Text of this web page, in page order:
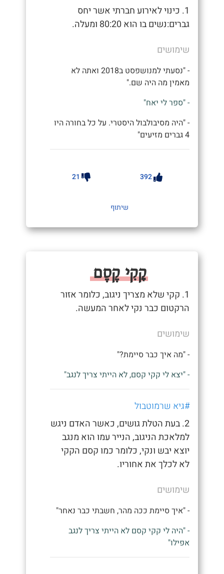
1. כינוי לאירוע חברתי אשר יחס
גברים:נשים בו הוא 80:20 ומעלה.
שימושים
- "נסעתי למנושפסט ב2018 ואתה לא
מאמין מה היה שם."
- "ספר לי יאח"
- "היה מסיבולבול היסטרי. על כל בחורה היו
4 גברים מזיעים"
392
21
שיתוף
קָקִי קֶסֶם
1. קקי שלא מצריך ניגוב, כלומר אזור
הרקטום כבר נקי לאחר המעשה.
שימושים
- "מה איך כבר סיימת?"
- "יצא לי קקי קסם, לא הייתי צריך לנגב"
#גיא שרמוטבול
2. בעת הטלת גושים, כאשר האדם ניגש
למלאכת הניגוב, הנייר עמו הוא מנגב
יוצא יבש ונקי, כלומר כמו קסם הקקי
לא לכלך את אחוריו.
שימושים
- "איך סיימת ככה מהר, חשבתי כבר נאחר"
- "היה לי קקי קסם לא הייתי צריך לנגב
אפילו"